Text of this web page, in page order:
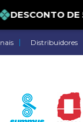
DESCONTO DE
Distribuidores